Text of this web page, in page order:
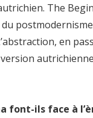
The
postmodernisme
en
font-ils face à